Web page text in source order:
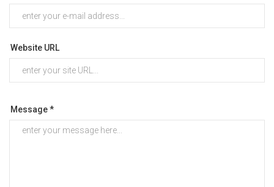
Website URL
Message *